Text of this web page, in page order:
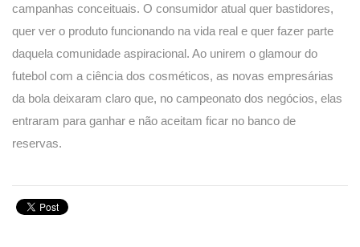
campanhas conceituais. O consumidor atual quer bastidores,
quer ver o produto funcionando na vida real e quer fazer parte
daquela comunidade aspiracional. Ao unirem o glamour do
futebol com a ciência dos cosméticos, as novas empresárias
da bola deixaram claro que, no campeonato dos negócios, elas
entraram para ganhar e não aceitam ficar no banco de
reservas.